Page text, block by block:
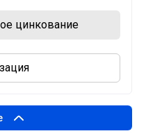
цинкование